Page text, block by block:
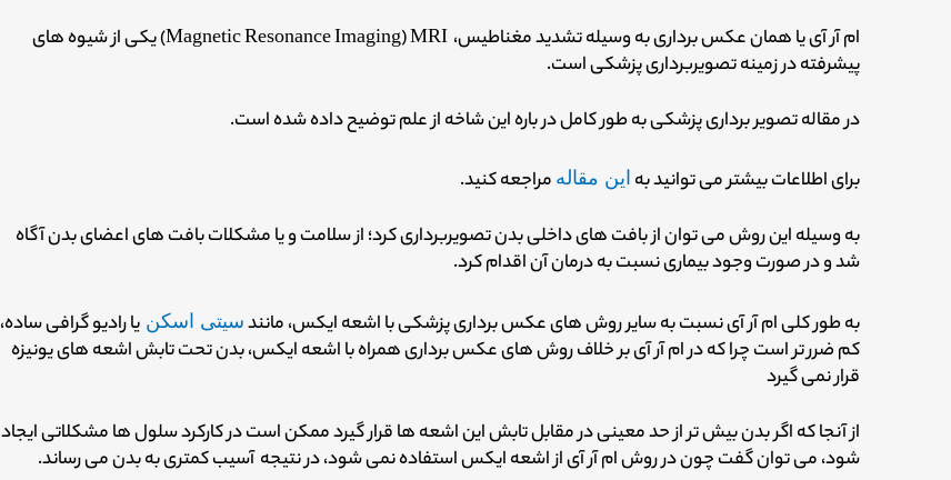
ام آر آی یا همان عکس برداری به وسیله تشدید مغناطیس، Magnetic Resonance Imaging) MRI) یکی از شیوه های
پیشرفته در زمینه تصویربرداری پزشکی است.
در مقاله تصویر برداری پزشکی به طور کامل در باره این شاخه از علم توضیح داده شده است.
برای اطلاعات بیشتر می توانید به این مقاله مراجعه کنید.
به وسیله این روش می توان از بافت های داخلی بدن تصویربرداری کرد؛ از سلامت و یا مشکلات بافت های اعضای بدن آگاه
شد و در صورت وجود بیماری نسبت به درمان آن اقدام کرد.
به طور کلی ام آر آی نسبت به سایر روش های عکس برداری پزشکی با اشعه ایکس، مانند سیتی اسکن یا رادیو گرافی ساده،
کم ضرر تر است چرا که در ام آر آی بر خلاف روش های عکس برداری همراه با اشعه ایکس، بدن تحت تابش اشعه های یونیزه
قرار نمی گیرد
از آنجا که اگر بدن بیش تر از حد معینی در مقابل تابش این اشعه ها قرار گیرد ممکن است در کارکرد سلول ها مشکلاتی ایجاد
شود، می توان گفت چون در روش ام آر آی از اشعه ایکس استفاده نمی شود، در نتیجه آسیب کمتری به بدن می رساند.